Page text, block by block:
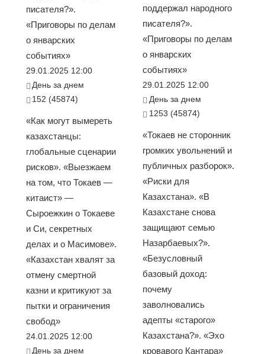
писателя?».
«Приговоры по делам
о январских
событиях»
29.01.2025 12:00
День за днем
152 (45874)
«Как могут вымереть
казахстанцы:
глобальные сценарии
рисков». «Выезжаем
на том, что Токаев —
китаист» —
Сыроежкин о Токаеве
и Си, секретных
делах и о Масимове».
«Казахстан хвалят за
отмену смертной
казни и критикуют за
пытки и ограничения
свобод»
24.01.2025 12:00
День за днем
поддержал народного
писателя?».
«Приговоры по делам
о январских
событиях»
29.01.2025 12:00
День за днем
1253 (45874)
«Токаев не сторонник
громких увольнений и
публичных разборок».
«Риски для
Казахстана». «В
Казахстане снова
защищают семью
Назарбаевых?».
«Безусловный
базовый доход:
почему
заволновались
адепты «старого»
Казахстана?». «Эхо
кровавого Кантара»